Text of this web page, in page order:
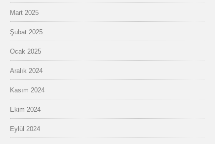
Mart 2025
Şubat 2025
Ocak 2025
Aralık 2024
Kasım 2024
Ekim 2024
Eylül 2024